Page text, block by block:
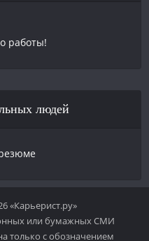
работы!
людей
«Карьерист.ру»
или бумажных СМИ
только с обозначением